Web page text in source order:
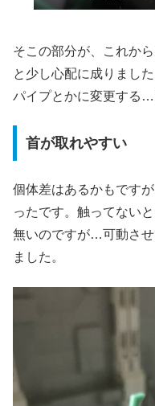
そこの部分が、これか
と少し心配に成りまし
パイプとかに変更する
首が取れやすい
個体差はあるかもで
ったです。触ってない
無いのですが…可動させ
ました。